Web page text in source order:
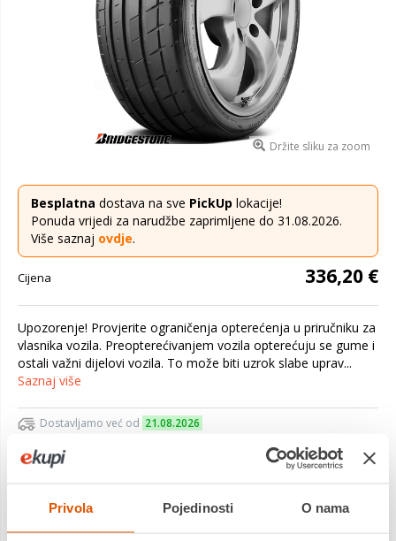
Privola Pojedinosti O nama
Držite sliku za zoom
Besplatna dostava na sve PickUp lokacije!
Ponuda vrijedi za narudžbe zaprimljene do 31.08.2026.
Više saznaj ovdje.
Cijena 336,20 €
Upozorenje! Provjerite ograničenja opterećenja u priručniku za
vlasnika vozila. Preopterećivanjem vozila opterećuju se gume i
ostali važni dijelovi vozila. To može biti uzrok slabe uprav...
Saznaj više
Dostavljamo već od 21.08.2026
Platite gotovinom pri preuzimanju, Internet bankarstvom, karticama
jednokratno i na rate